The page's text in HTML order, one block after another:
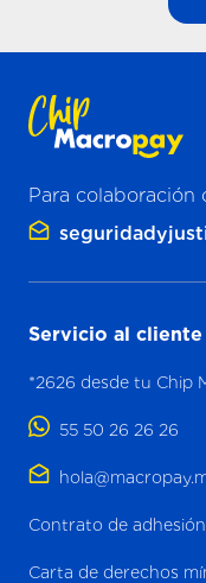
Para colaboración
Servicio al cliente
*2626 desde tu Chip
55 50 26 26 26
Contrato de adhesión
Carta de derechos